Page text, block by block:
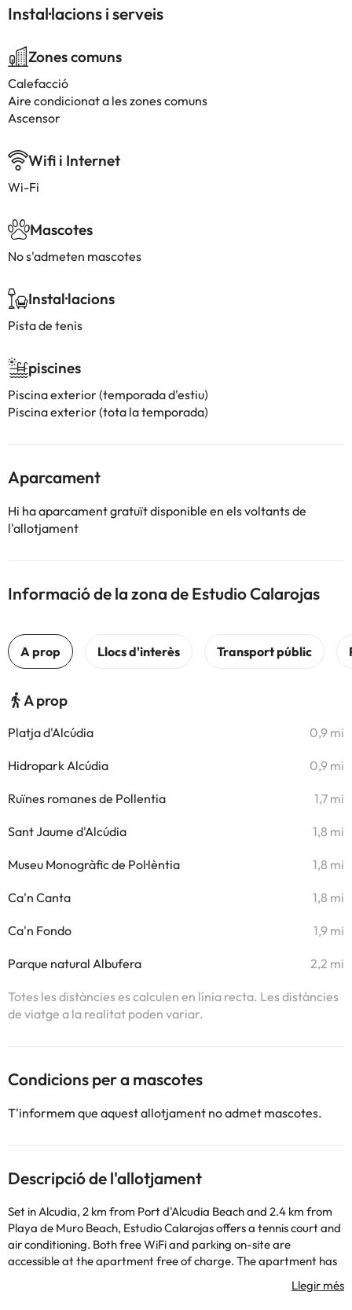
Instal·lacions i serveis
Zones comuns
Calefacció
Aire condicionat a les zones comuns
Ascensor
Wifi i Internet
Wi-Fi
Mascotes
No s'admeten mascotes
Instal·lacions
Pista de tenis
piscines
Piscina exterior (temporada d'estiu)
Piscina exterior (tota la temporada)
Aparcament
Hi ha aparcament gratuït disponible en els voltants de
l'allotjament
Informació de la zona de Estudio Calarojas
A prop
Platja d'Alcúdia 0,9 mi
Hidropark Alcúdia 0,9 mi
Ruïnes romanes de Pollentia 1,7 mi
Sant Jaume d'Alcúdia 1,8 mi
Museu Monogràfic de Pol·lèntia 1,8 mi
Ca'n Canta 1,8 mi
Ca'n Fondo 1,9 mi
Parque natural Albufera 2,2 mi
Totes les distàncies es calculen en línia recta. Les distàncies
de viatge a la realitat poden variar.
Condicions per a mascotes
T'informem que aquest allotjament no admet mascotes.
Descripció de l'allotjament
Set in Alcudia, 2 km from Port d'Alcudia Beach and 2.4 km from
Playa de Muro Beach, Estudio Calarojas offers a tennis court and
air conditioning. Both free WiFi and parking on-site are
accessible at the apartment free of charge. The apartment has
1 bedroom, 1 bathroom, bed linen, towels, a TV, a fully equipped